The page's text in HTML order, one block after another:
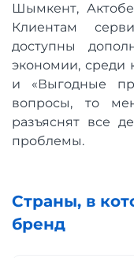
Шымкент,
Клиентам
доступны
экономии, среди
и «Выгодные
вопросы, то
разъяснят все
проблемы.
Страны, в
бренд